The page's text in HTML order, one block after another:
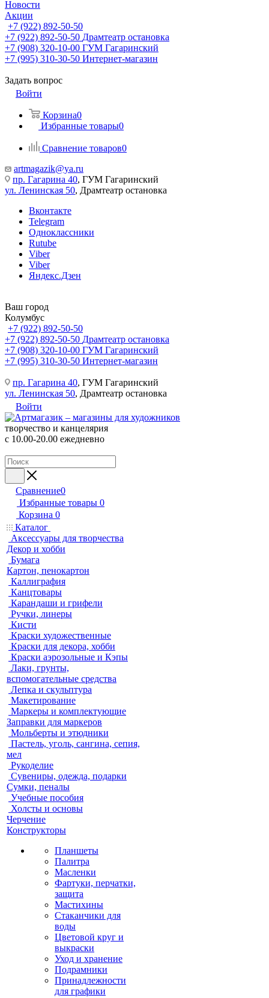
Новости
Акции
+7 (922) 892-50-50
+7 (922) 892-50-50 Драмтеатр остановка
+7 (908) 320-10-00 ГУМ Гагаринский
+7 (995) 310-30-50 Интернет-магазин
Задать вопрос
Войти
Корзина0
Избранные товары0
Сравнение товаров0
artmagazik@ya.ru
пр. Гагарина 40, ГУМ Гагаринский
ул. Ленинская 50, Драмтеатр остановка
Вконтакте
Telegram
Одноклассники
Rutube
Viber
Viber
Яндекс.Дзен
Ваш город
Колумбус
+7 (922) 892-50-50
+7 (922) 892-50-50 Драмтеатр остановка
+7 (908) 320-10-00 ГУМ Гагаринский
+7 (995) 310-30-50 Интернет-магазин
пр. Гагарина 40, ГУМ Гагаринский
ул. Ленинская 50, Драмтеатр остановка
Войти
творчество и канцелярия
с 10.00-20.00 ежедневно
Сравнение0
Избранные товары 0
Корзина 0
Каталог
Аксессуары для творчества
Декор и хобби
Бумага
Картон, пенокартон
Каллиграфия
Канцтовары
Карандаши и грифели
Ручки, линеры
Кисти
Краски художественные
Краски для декора, хобби
Краски аэрозольные и Кэпы
Лаки, грунты,
вспомогательные средства
Лепка и скульптура
Макетирование
Маркеры и комплектующие
Заправки для маркеров
Мольберты и этюдники
Пастель, уголь, сангина, сепия,
мел
Рукоделие
Сувениры, одежда, подарки
Сумки, пеналы
Учебные пособия
Холсты и основы
Черчение
Конструкторы
Планшеты
Палитра
Масленки
Фартуки, перчатки,
защита
Мастихины
Стаканчики для
воды
Цветовой круг и
выкраски
Уход и хранение
Подрамники
Принадлежности
для графики